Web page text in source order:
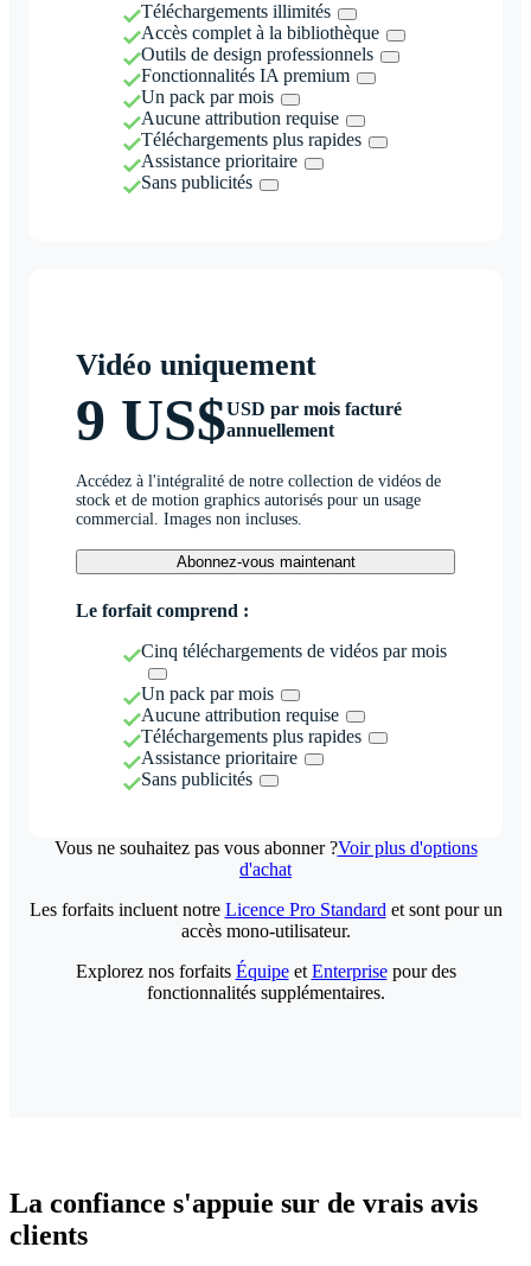
Téléchargements illimités
Accès complet à la bibliothèque
Outils de design professionnels
Fonctionnalités IA premium
Un pack par mois
Aucune attribution requise
Téléchargements plus rapides
Assistance prioritaire
Sans publicités
Vidéo uniquement
9 US$USD par mois facturé
annuellement
Accédez à l'intégralité de notre collection de vidéos de
stock et de motion graphics autorisés pour un usage
commercial. Images non incluses.
Abonnez-vous maintenant
Le forfait comprend :
Cinq téléchargements de vidéos par mois
Un pack par mois
Aucune attribution requise
Téléchargements plus rapides
Assistance prioritaire
Sans publicités
Vous ne souhaitez pas vous abonner ?Voir plus d'options
d'achat
Les forfaits incluent notre Licence Pro Standard et sont pour un
accès mono-utilisateur.
Explorez nos forfaits Équipeet Enterprisepour des
fonctionnalités supplémentaires.
La confiance s'appuie sur de vrais avis
clients